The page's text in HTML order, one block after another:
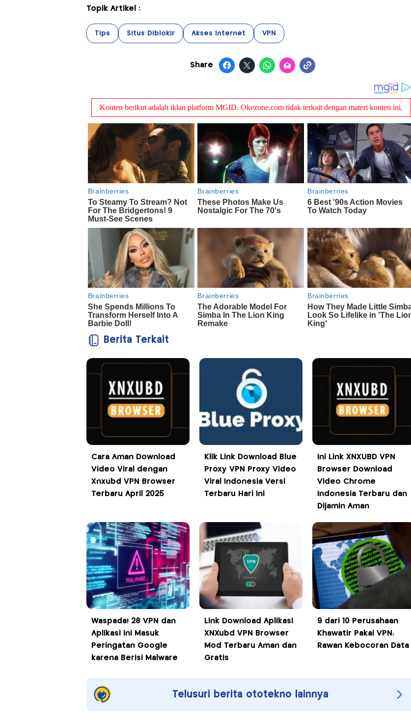
Topik Artikel :
Tips Situs Diblokir Akses Internet VPN
Share
Berita Terkait
Cara Aman Download
Video Viral dengan
Xnxubd VPN Browser
Terbaru April 2025
Klik Link Download Blue
Proxy VPN Proxy Video
Viral Indonesia Versi
Terbaru Hari Ini
Ini Link XNXUBD VPN
Browser Download
Video Chrome
Indonesia Terbaru dan
Dijamin Aman
Waspada! 28 VPN dan
Aplikasi ini Masuk
Peringatan Google
karena Berisi Malware
Link Download Aplikasi
XNXubd VPN Browser
Mod Terbaru Aman dan
Gratis
9 dari 10 Perusahaan
Khawatir Pakai VPN,
Rawan Kebocoran Data
Telusuri berita ototekno lainnya